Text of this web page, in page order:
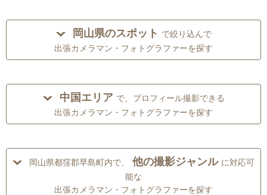
岡山県のスポット で絞り込んで
出張カメラマン・フォトグラファーを探す
中国エリア で、プロフィール撮影できる
出張カメラマン・フォトグラファーを探す
岡山県都窪郡早島町内で、 他の撮影ジャンル に対応可
能な
出張カメラマン・フォトグラファーを探す